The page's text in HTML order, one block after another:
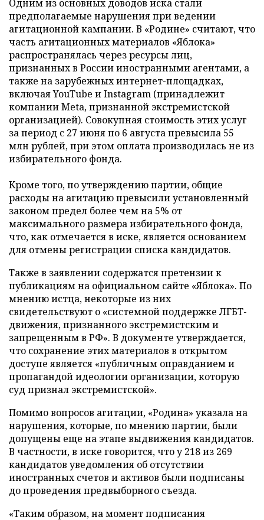
Одним из основных доводов иска стали
предполагаемые нарушения при ведении
агитационной кампании. В «Родине» считают, что
часть агитационных материалов «Яблока»
распространялась через ресурсы лиц,
признанных в России иностранными агентами, а
также на зарубежных интернет-площадках,
включая YouTube и Instagram (принадлежит
компании Meta, признанной экстремистской
организацией). Совокупная стоимость этих услуг
за период с 27 июня по 6 августа превысила 55
млн рублей, при этом оплата производилась не из
избирательного фонда.
Кроме того, по утверждению партии, общие
расходы на агитацию превысили установленный
законом предел более чем на 5% от
максимального размера избирательного фонда,
что, как отмечается в иске, является основанием
для отмены регистрации списка кандидатов.
Также в заявлении содержатся претензии к
публикациям на официальном сайте «Яблока». По
мнению истца, некоторые из них
свидетельствуют о «системной поддержке ЛГБТ-
движения, признанного экстремистским и
запрещенным в РФ». В документе утверждается,
что сохранение этих материалов в открытом
доступе является «публичным оправданием и
пропагандой идеологии организации, которую
суд признал экстремистской».
Помимо вопросов агитации, «Родина» указала на
нарушения, которые, по мнению партии, были
допущены еще на этапе выдвижения кандидатов.
В частности, в иске говорится, что у 218 из 269
кандидатов уведомления об отсутствии
иностранных счетов и активов были подписаны
до проведения предвыборного съезда.
«Таким образом, на момент подписания